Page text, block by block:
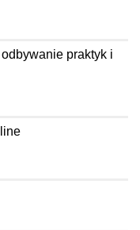
praktyk i